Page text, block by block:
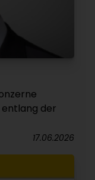
der
17.06.2026